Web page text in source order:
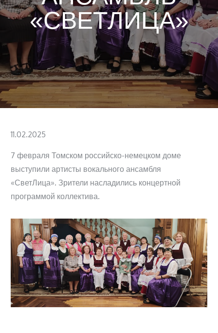
«СВЕТЛИЦА»⁣
Posted
11.02.2025
7 февраля Томском российско-немецком доме
выступили артисты вокального ансамбля
«СветЛица». Зрители насладились концертной
программой коллектива.